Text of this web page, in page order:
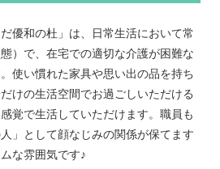
優和の杜」は、日常生活において常
）で、在宅での適切な介護が困難な
使い慣れた家具や思い出の品を持ち
けの生活空間でお過ごしいただける
覚で生活していただけます。職員も
」として顔なじみの関係が保てます
な雰囲気です♪